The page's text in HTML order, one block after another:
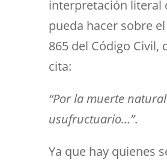
interpretación literal
pueda hacer sobre
865 del Código Civil,
cita:
“Por la muerte
usufructuario…”.
Ya que hay quienes